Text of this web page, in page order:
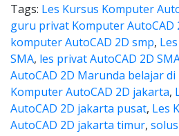
Tags: Les Kursus Komputer
guru privat Komputer AutoCAD
komputer AutoCAD 2D smp,
SMA, les privat AutoCAD 2D
AutoCAD 2D Marunda belajar
Komputer AutoCAD 2D jakarta,
AutoCAD 2D jakarta pusat, Les
AutoCAD 2D jakarta timur,